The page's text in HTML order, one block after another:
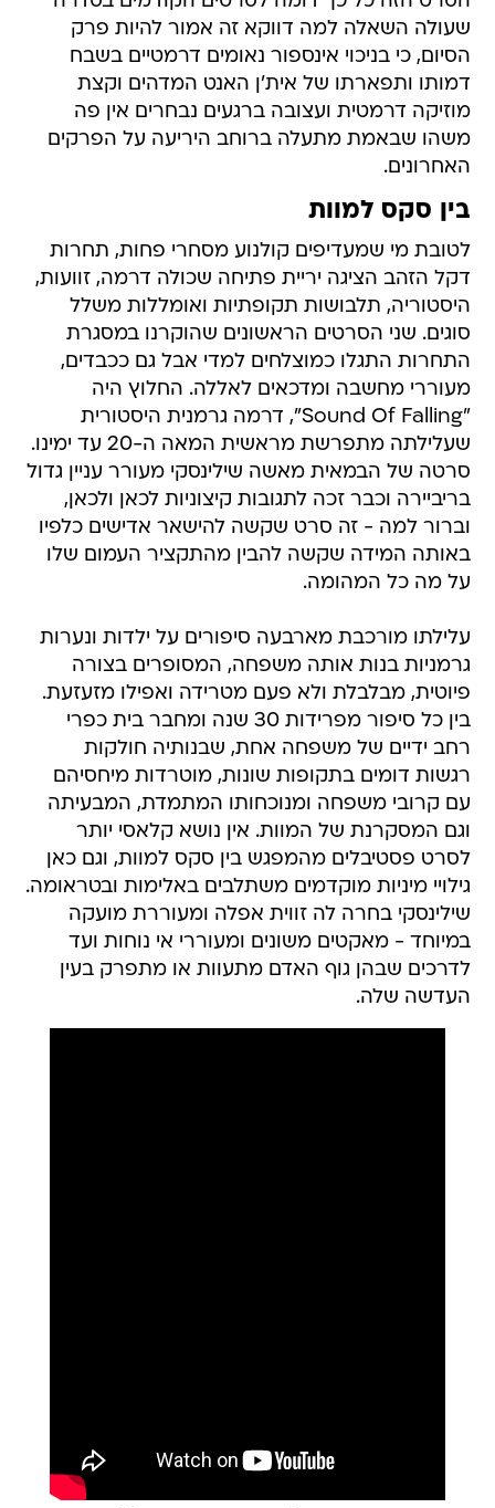
שעולה השאלה למה דווקא זה אמור להיות פרק
הסיום, כי בניכוי אינספור נאומים דרמטיים בשבח
דמותו ותפארתו של אית'ן האנט המדהים וקצת
מוזיקה דרמטית ועצובה ברגעים נבחרים אין פה
משהו שבאמת מתעלה ברוחב היריעה על הפרקים
האחרונים.
בין סקס למוות
לטובת מי שמעדיפים קולנוע מסחרי פחות, תחרות
דקל הזהב הציגה יריית פתיחה שכולה דרמה, זוועות,
היסטוריה, תלבושות תקופתיות ואומללות משלל
סוגים. שני הסרטים הראשונים שהוקרנו במסגרת
התחרות התגלו כמוצלחים למדי אבל גם ככבדים,
מעוררי מחשבה ומדכאים לאללה. החלוץ היה
"Sound Of Falling", דרמה גרמנית היסטורית
שעלילתה מתפרשת מראשית המאה ה-20 עד ימינו.
סרטה של הבמאית מאשה שילינסקי מעורר עניין גדול
בריביירה וכבר זכה לתגובות קיצוניות לכאן ולכאן,
וברור למה - זה סרט שקשה להישאר אדישים כלפיו
באותה המידה שקשה להבין מהתקציר העמום שלו
על מה כל המהומה.
עלילתו מורכבת מארבעה סיפורים על ילדות ונערות
גרמניות בנות אותה משפחה, המסופרים בצורה
פיוטית, מבלבלת ולא פעם מטרידה ואפילו מזעזעת.
בין כל סיפור מפרידות 30 שנה ומחבר בית כפרי
רחב ידיים של משפחה אחת, שבנותיה חולקות
רגשות דומים בתקופות שונות, מוטרדות מיחסיהם
עם קרובי משפחה ומנוכחותו המתמדת, המבעיתה
וגם המסקרנת של המוות. אין נושא קלאסי יותר
לסרט פסטיבלים מהמפגש בין סקס למוות, וגם כאן
גילויי מיניות מוקדמים משתלבים באלימות ובטראומה.
שילינסקי בחרה לה זווית אפלה ומעוררת מועקה
במיוחד - מאקטים משונים ומעוררי אי נוחות ועד
לדרכים שבהן גוף האדם מתעוות או מתפרק בעין
העדשה שלה.